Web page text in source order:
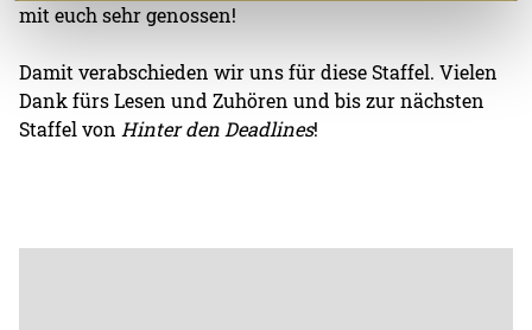
mit euch sehr genossen!
Damit verabschieden wir uns für diese Staffel. Vielen
Dank fürs Lesen und Zuhören und bis zur nächsten
Staffel vonHinter den Deadlines!